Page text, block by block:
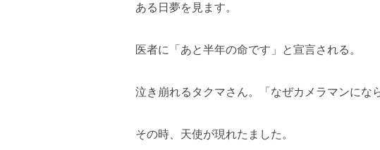
ある日夢を見ます。
医者に「あと半年の命です」と宣言される。
泣き崩れるタクマさん。「なぜカメラマンにな
その時、天使が現れたました。